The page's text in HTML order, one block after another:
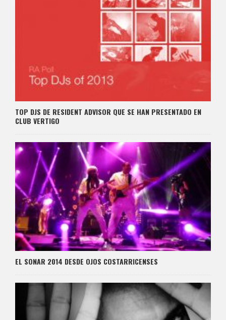
TOP DJS DE RESIDENT ADVISOR QUE SE HAN PRESENTADO EN
CLUB VERTIGO
EL SONAR 2014 DESDE OJOS COSTARRICENSES